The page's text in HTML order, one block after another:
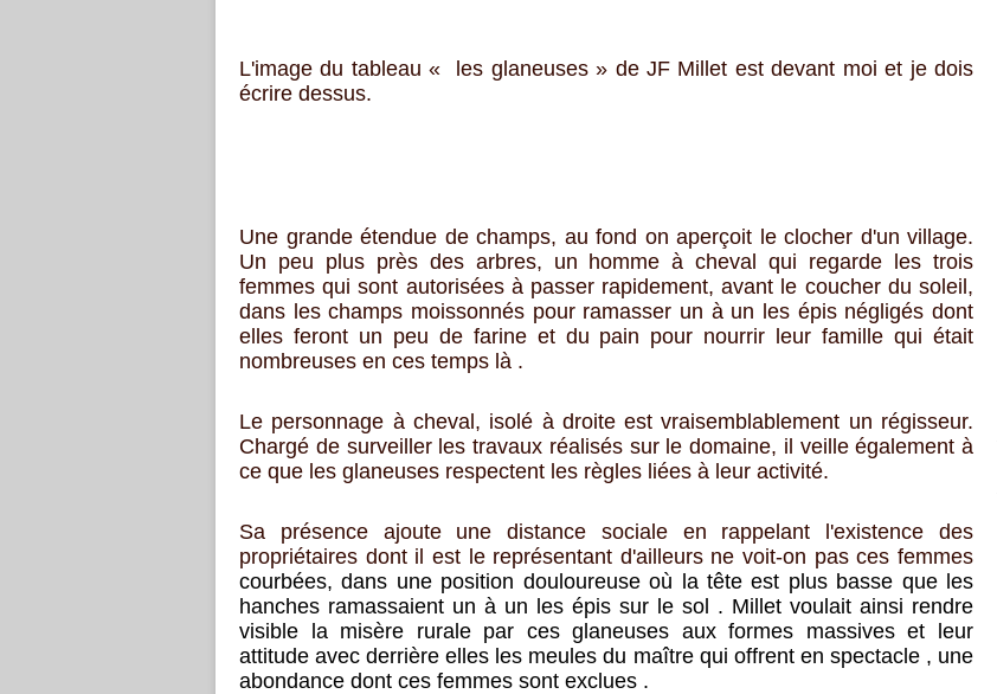
L'image du tableau « les glaneuses » de JF Millet est devant moi et je dois
écrire dessus.
Une grande étendue de champs, au fond on aperçoit le clocher d'un village.
Un peu plus près des arbres, un homme à cheval qui regarde les trois
femmes qui sont autorisées à passer rapidement, avant le coucher du soleil,
dans les champs moissonnés pour ramasser un à un les épis négligés dont
elles feront un peu de farine et du pain pour nourrir leur famille qui était
nombreuses en ces temps là .
Le personnage à cheval, isolé à droite est vraisemblablement un régisseur.
Chargé de surveiller les travaux réalisés sur le domaine, il veille également à
ce que les glaneuses respectent les règles liées à leur activité.
Sa présence ajoute une distance sociale en rappelant l'existence des
propriétaires dont il est le représentant d'ailleurs ne voit-on pas ces femmes
courbées, dans une position douloureuse où la tête est plus basse que les
hanches ramassaient un à un les épis sur le sol . Millet voulait ainsi rendre
visible la misère rurale par ces glaneuses aux formes massives et leur
attitude avec derrière elles les meules du maître qui offrent en spectacle , une
abondance dont ces femmes sont exclues .